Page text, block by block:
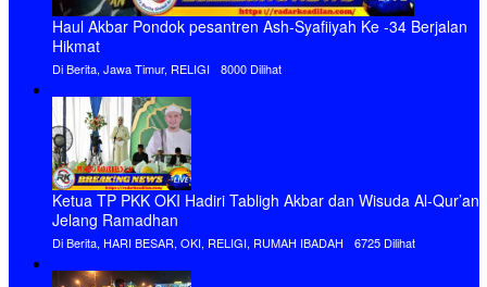
Hak Cipta PT. MEDIA RADAR KEADILAN - Mitra Berita Global Anda @
(2023)
Redaksi
SOP Perlindungan Wartawan
Pedoman Pemberitaan Media Siber
Tentang Kami